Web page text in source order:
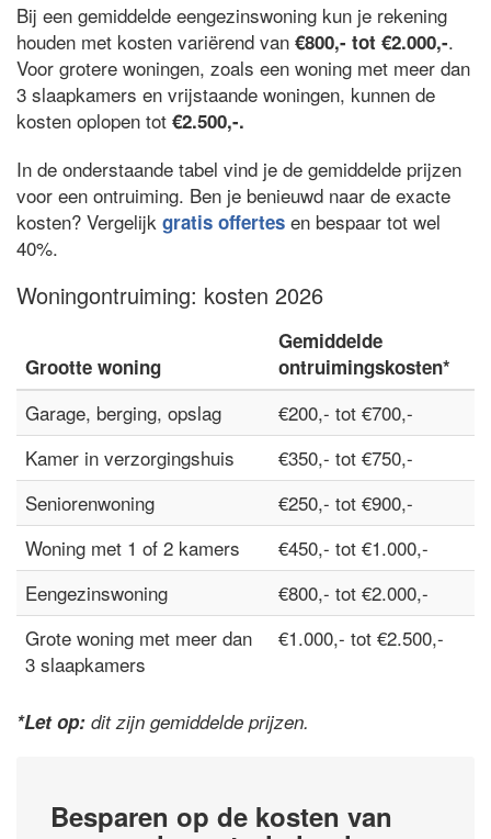
Bij een gemiddelde eengezinswoning kun je rekening
houden met kosten variërend van €800,- tot €2.000,-.
Voor grotere woningen, zoals een woning met meer dan
3 slaapkamers en vrijstaande woningen, kunnen de
kosten oplopen tot €2.500,-.
In de onderstaande tabel vind je de gemiddelde prijzen
voor een ontruiming. Ben je benieuwd naar de exacte
kosten? Vergelijk gratis offertes en bespaar tot wel
40%.
Woningontruiming: kosten 2026
Grootte woning
Gemiddelde
ontruimingskosten*
Garage, berging, opslag
€200,- tot €700,-
Kamer in verzorgingshuis
€350,- tot €750,-
Seniorenwoning
€250,- tot €900,-
Woning met 1 of 2 kamers
€450,- tot €1.000,-
Eengezinswoning
€800,- tot €2.000,-
Grote woning met meer dan
3 slaapkamers
€1.000,- tot €2.500,-
*Let op: dit zijn gemiddelde prijzen.
Besparen op de kosten van